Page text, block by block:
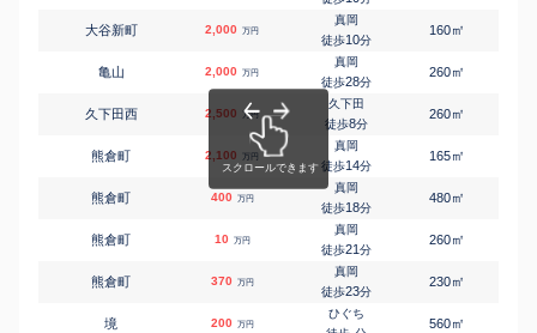
大谷新町 2,000 万円
真岡
徒歩10分
160㎡
亀山 2,000 万円
真岡
徒歩28分
260㎡
久下田西 2,500 万円
久下田
徒歩8分
260㎡
熊倉町 2,100 万円
真岡
徒歩14分
165㎡
熊倉町 400 万円
真岡
徒歩18分
480㎡
熊倉町 10 万円
真岡
徒歩21分
260㎡
熊倉町 370 万円
真岡
徒歩23分
230㎡
境 200 万円
ひぐち
560㎡